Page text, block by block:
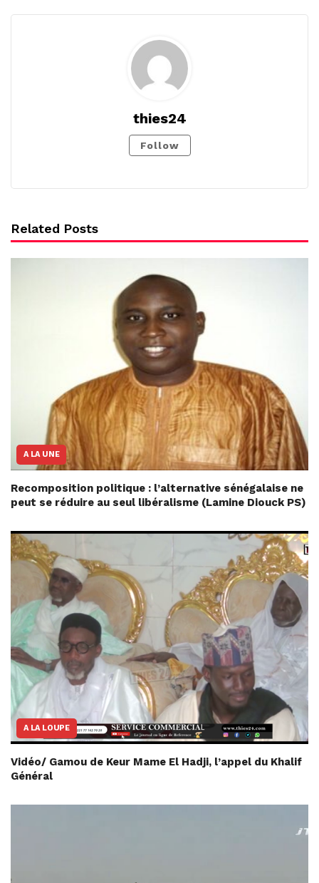
thies24
Follow
Related Posts
A LA UNE
Recomposition politique : l’alternative sénégalaise ne
peut se réduire au seul libéralisme (Lamine Diouck PS)
A LA LOUPE
Vidéo/ Gamou de Keur Mame El Hadji, l’appel du Khalif
Général